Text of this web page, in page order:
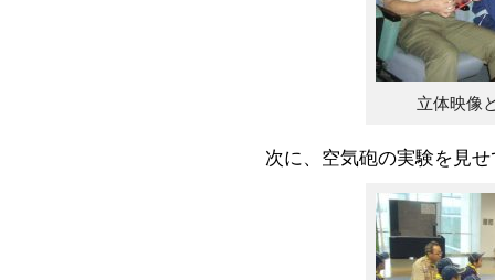
立体映像
次に、空気砲の実験を見